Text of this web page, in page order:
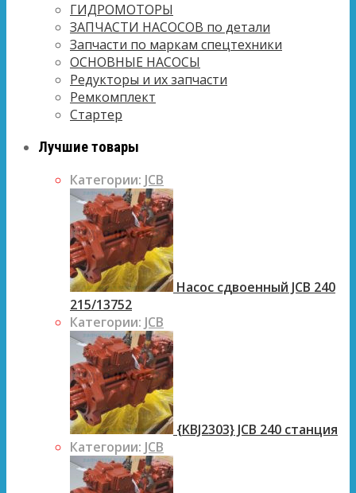
ГИДРОМОТОРЫ
ЗАПЧАСТИ НАСОСОВ по детали
Запчасти по маркам спецтехники
ОСНОВНЫЕ НАСОСЫ
Редукторы и их запчасти
Ремкомплект
Стартер
Лучшие товары
Категории: JCB
Насос сдвоенный JCB 240
215/13752
Категории: JCB
{KBJ2303} JCB 240 станция
Категории: JCB